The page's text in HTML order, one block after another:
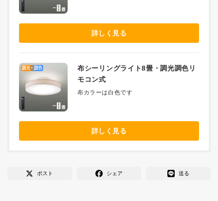
詳しく見る
布シーリングライト8畳・調光調色リ
モコン式
布カラーは白色です
詳しく見る
ポスト シェア 送る